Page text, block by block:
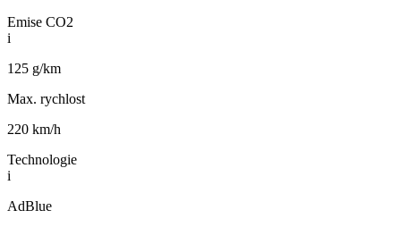
Emise CO2
i
125 g/km
Max. rychlost
220 km/h
Technologie
i
AdBlue